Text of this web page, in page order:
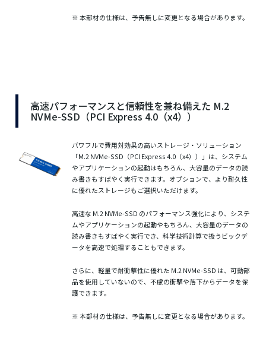
※ 本部材の仕様は、予告無しに変更となる場合があります。
高速パフォーマンスと信頼性を兼ね備えた M.2
NVMe-SSD（PCI Express 4.0（x4））
パワフルで費用対効果の高いストレージ・ソリューション
「M.2 NVMe-SSD（PCI Express 4.0（x4））」は、システム
やアプリケーションの起動はもちろん、大容量のデータの読
み書きもすばやく実行できます。オプションで、より耐久性
に優れたストレージもご選択いただけます。
高速な M.2 NVMe-SSD のパフォーマンス強化により、システ
ムやアプリケーションの起動やもちろん、大容量のデータの
読み書きもすばやく実行でき、科学技術計算で扱うビックデ
ータを高速で処理することもできます。
さらに、軽量で耐衝撃性に優れた M.2 NVMe-SSD は、可動部
品を使用していないので、不慮の衝撃や落下からデータを保
護できます。
※ 本部材の仕様は、予告無しに変更となる場合があります。